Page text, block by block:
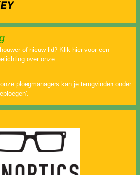
of nieuw lid? Klik hier voor een
over onze
ploegmanagers kan je terugvinden onder